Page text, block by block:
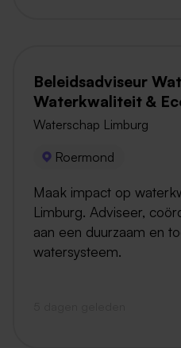
Beleidsadviseur
Waterkwaliteit &
Waterschap Limburg
Roermond
Maak impact op
Limburg. Adviseer,
aan een duurzaam en
watersysteem.